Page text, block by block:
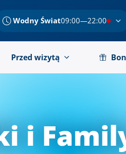
Wodny Świat09:00—22:00
Przed wizytą
i